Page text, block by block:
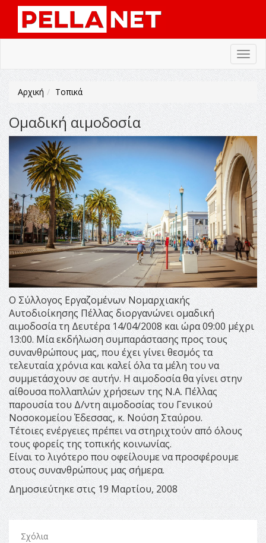
Αρχική Τοπικά
Ομαδική αιμοδοσία
Ο Σύλλογος Εργαζομένων Νομαρχιακής
Αυτοδιοίκησης Πέλλας διοργανώνει ομαδική
αιμοδοσία τη Δευτέρα 14/04/2008 και ώρα 09:00 μέχρι
13:00. Μία εκδήλωση συμπαράστασης προς τους
συνανθρώπους μας, που έχει γίνει θεσμός τα
τελευταία χρόνια και καλεί όλα τα μέλη του να
συμμετάσχουν σε αυτήν. Η αιμοδοσία θα γίνει στην
αίθουσα πολλαπλών χρήσεων της Ν.Α. Πέλλας
παρουσία του Δ/ντη αιμοδοσίας του Γενικού
Νοσοκομείου Έδεσσας, κ. Νούση Σταύρου.
Τέτοιες ενέργειες πρέπει να στηριχτούν από όλους
τους φορείς της τοπικής κοινωνίας.
Είναι το λιγότερο που οφείλουμε να προσφέρουμε
στους συνανθρώπους μας σήμερα.
Δημοσιεύτηκε στις 19 Μαρτίου, 2008
Σχόλια